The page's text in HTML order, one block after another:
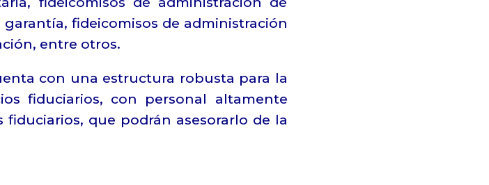
fideicomisos de administración
entre otros.
con una estructura robusta para la
fiduciarios, con personal altamente
que podrán asesorarlo de la